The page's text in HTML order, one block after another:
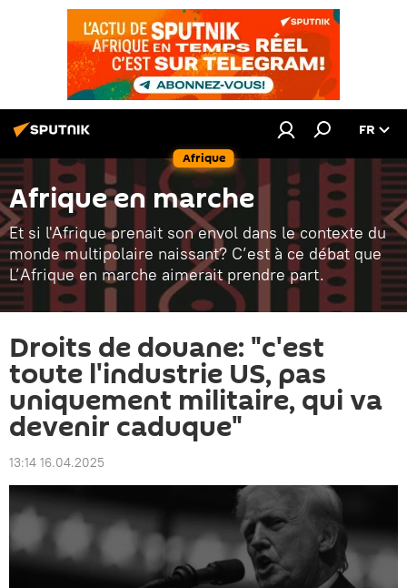
Afrique
FR
Afrique en marche
Et si l'Afrique prenait son envol dans le contexte du
monde multipolaire naissant? C’est à ce débat que
L’Afrique en marche aimerait prendre part.
Droits de douane: "c'est
toute l'industrie US, pas
uniquement militaire, qui va
devenir caduque"
13:14 16.04.2025